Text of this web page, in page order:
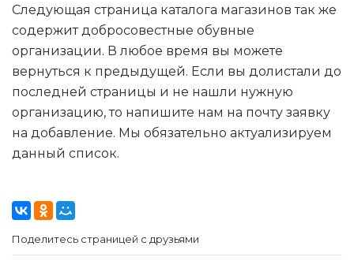
Следующая страница каталога магазинов так же
содержит добросовестные обувные
организации. В любое время вы можете
вернуться к предыдущей. Если вы долистали до
последней страницы и не нашли нужную
организацию, то напишите нам на почту заявку
на добавление. Мы обязательно актуализируем
данный список.
Поделитесь страницей с друзьями